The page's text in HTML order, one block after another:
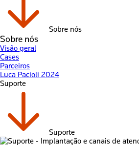
Sobre nós
Sobre nós
Visão geral
Cases
Parceiros
Luca Pacioli 2024
Suporte
Suporte